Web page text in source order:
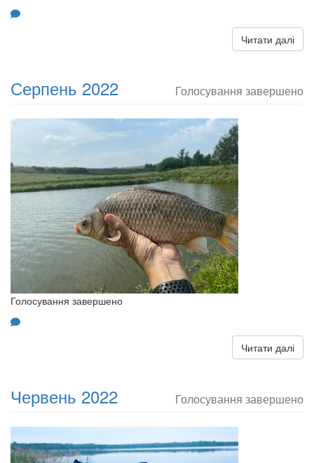
Читати далі
Серпень 2022 Голосування завершено
Голосування завершено
Читати далі
Червень 2022 Голосування завершено